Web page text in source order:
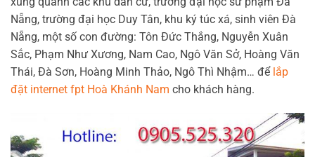
Nẵng, trường đại học Duy Tân, khu ký túc xá, sinh viên Đà
Nẵng, một số con đường: Tôn Đức Thắng, Nguyễn Xuân
Sắc, Phạm Như Xương, Nam Cao, Ngô Văn Sở, Hoàng Văn
Thái, Đà Sơn, Hoàng Minh Thảo, Ngô Thì Nhậm… để lắp
đặt internet fpt Hoà Khánh Nam cho khách hàng.